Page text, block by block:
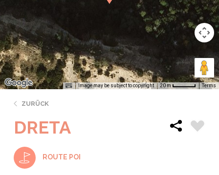
Image may be subject to copyright 20 m Terms
ZURÜCK
DRETA
ROUTE POI